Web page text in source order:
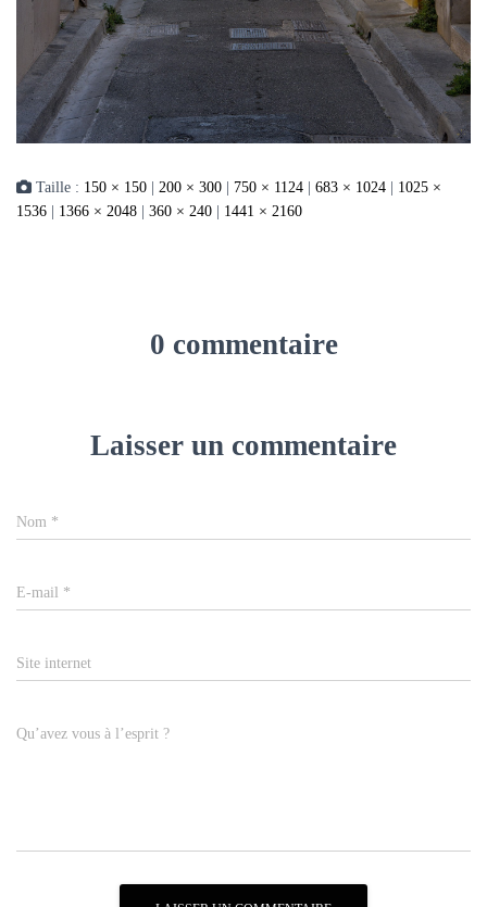
Taille : 150 × 150 | 200 × 300 | 750 × 1124 | 683 × 1024 | 1025 ×
1536 | 1366 × 2048 | 360 × 240 | 1441 × 2160
0 commentaire
Laisser un commentaire
Nom *
E-mail *
Site internet
Qu’avez vous à l’esprit ?